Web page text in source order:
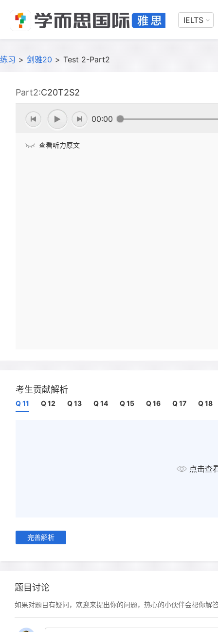
IELTS
练习 > 剑雅20 > Test 2-Part2
Part2:C20T2S2
00:00
查看听力原文
考生贡献解析
Q 11 Q 12 Q 13 Q 14 Q 15 Q 16 Q 17 Q 18
点击查
完善解析
题目讨论
如果对题目有疑问，欢迎来提出你的问题，热心的小伙伴会帮你解